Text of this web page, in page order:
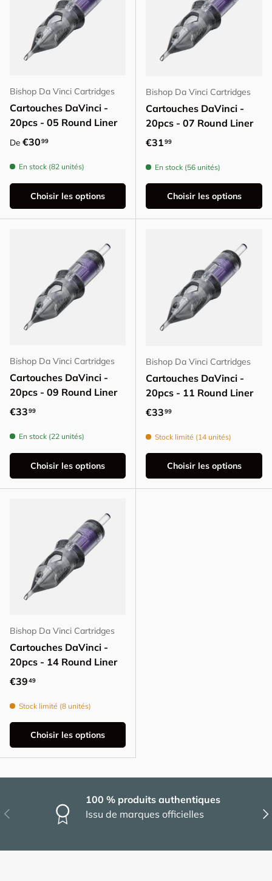
Bishop Da Vinci Cartridges
Cartouches DaVinci -
20pcs - 05 Round Liner
Prix habituel
De €3099
En stock (82 unités)
Choisir les options
Bishop Da Vinci Cartridges
Cartouches DaVinci -
20pcs - 07 Round Liner
Prix habituel
€3199
En stock (56 unités)
Choisir les options
Bishop Da Vinci Cartridges
Cartouches DaVinci -
20pcs - 09 Round Liner
Prix habituel
€3399
En stock (22 unités)
Choisir les options
Bishop Da Vinci Cartridges
Cartouches DaVinci -
20pcs - 11 Round Liner
Prix habituel
€3399
Stock limité (14 unités)
Choisir les options
Bishop Da Vinci Cartridges
Cartouches DaVinci -
20pcs - 14 Round Liner
Prix habituel
€3949
Stock limité (8 unités)
Choisir les options
Précédent
100 % produits authentiques
Issu de marques officielles